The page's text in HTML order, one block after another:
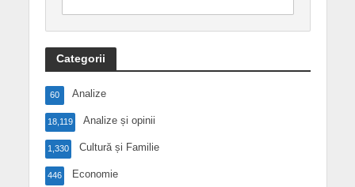
Categorii
Analize
60
Analize și opinii
18,119
Cultură și Familie
1,330
Economie
446